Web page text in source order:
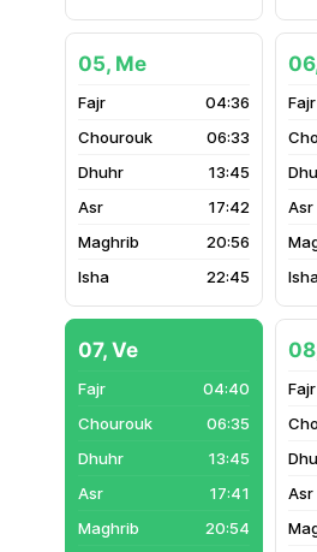
05, Me
04:36
06:33
13:45
17:42
20:56
22:45
07, Ve
04:40
06:35
13:45
17:41
20:54